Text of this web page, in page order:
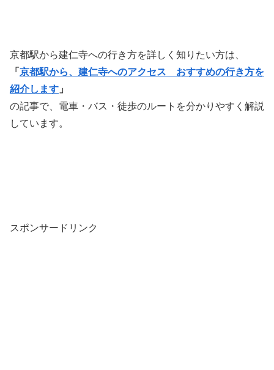
京都駅から建仁寺への行き方を詳しく知りたい方は、
「 京都駅から、建仁寺へのアクセス おすすめの行き方を
紹介します 」
の記事で、電車・バス・徒歩のルートを分かりやすく解説
しています。
スポンサードリンク